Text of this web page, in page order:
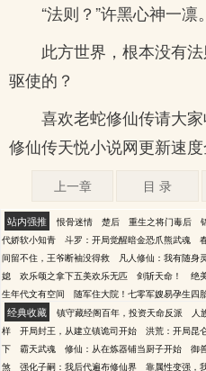
“法则？”许黑心神一凛。
此方世界，根本没有
驱使的？
喜欢老蛇修仙传请大
修仙传天悦小说网更新速度
上一章 目 录
站内强推 恨骨迷情 楚后 重生之将门毒后
代娇软小知青
斗罗：开局觉醒暗金恐爪熊武魂
间留不住，王爷断袖没得救
凡人修仙：我有随身
媳
欢乐颂之拿下五美欢乐无匹 剑斩天命！ 绝
生年代文有空间
随军住大院！七零军嫂易孕生四
经典收藏 镇守藏经阁百年，投资天命反派 人
样
开局封王，从建立镇诡司开始 洪荒：开局昆
下
霸天武魂 修仙：从在炼器铺当厨子开始 御
煞
强化子嗣：我后代遍布修仙界 靠属性变强，